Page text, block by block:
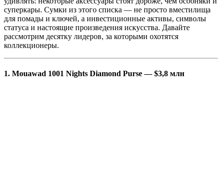
суперкары. Сумки из этого списка — не просто вместилища
для помады и ключей, а инвестиционные активы, символы
статуса и настоящие произведения искусства. Давайте
рассмотрим десятку лидеров, за которыми охотятся
коллекционеры.
1. Mouawad 1001 Nights Diamond Purse — $3,8 млн